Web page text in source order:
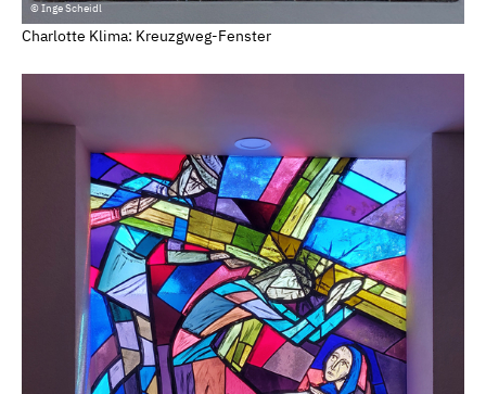
© Inge Scheidl
Charlotte Klima: Kreuzgweg-Fenster